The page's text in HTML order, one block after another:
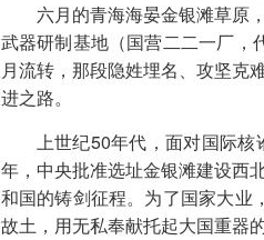
六月的青海海晏金银滩草原
武器研制基地（国营二二一厂，
月流转，那段隐姓埋名、攻坚克
进之路。
上世纪50年代，面对国际
年，中央批准选址金银滩建设西
和国的铸剑征程。为了国家大业
故土，用无私奉献托起大国重器的